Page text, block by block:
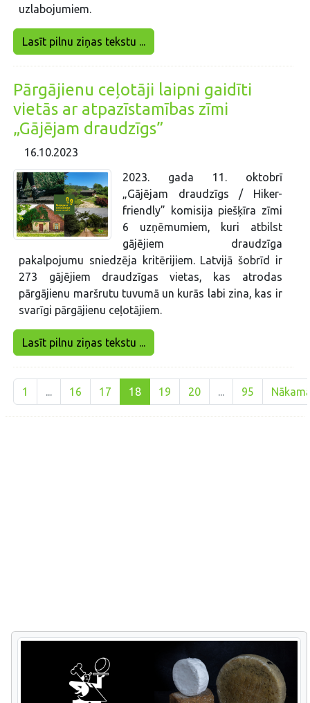
uzlabojumiem.
Lasīt pilnu ziņas tekstu ...
Pārgājienu ceļotāji laipni gaidīti
vietās ar atpazīstamības zīmi
„Gājējam draudzīgs”
16.10.2023
2023. gada 11. oktobrī
„Gājējam draudzīgs / Hiker-
friendly” komisija piešķīra zīmi
6 uzņēmumiem, kuri atbilst
gājējiem draudzīga
pakalpojumu sniedzēja kritērijiem. Latvijā šobrīd ir
273 gājējiem draudzīgas vietas, kas atrodas
pārgājienu maršrutu tuvumā un kurās labi zina, kas ir
svarīgi pārgājienu ceļotājiem.
Lasīt pilnu ziņas tekstu ...
1 16 17 18 19 20 95